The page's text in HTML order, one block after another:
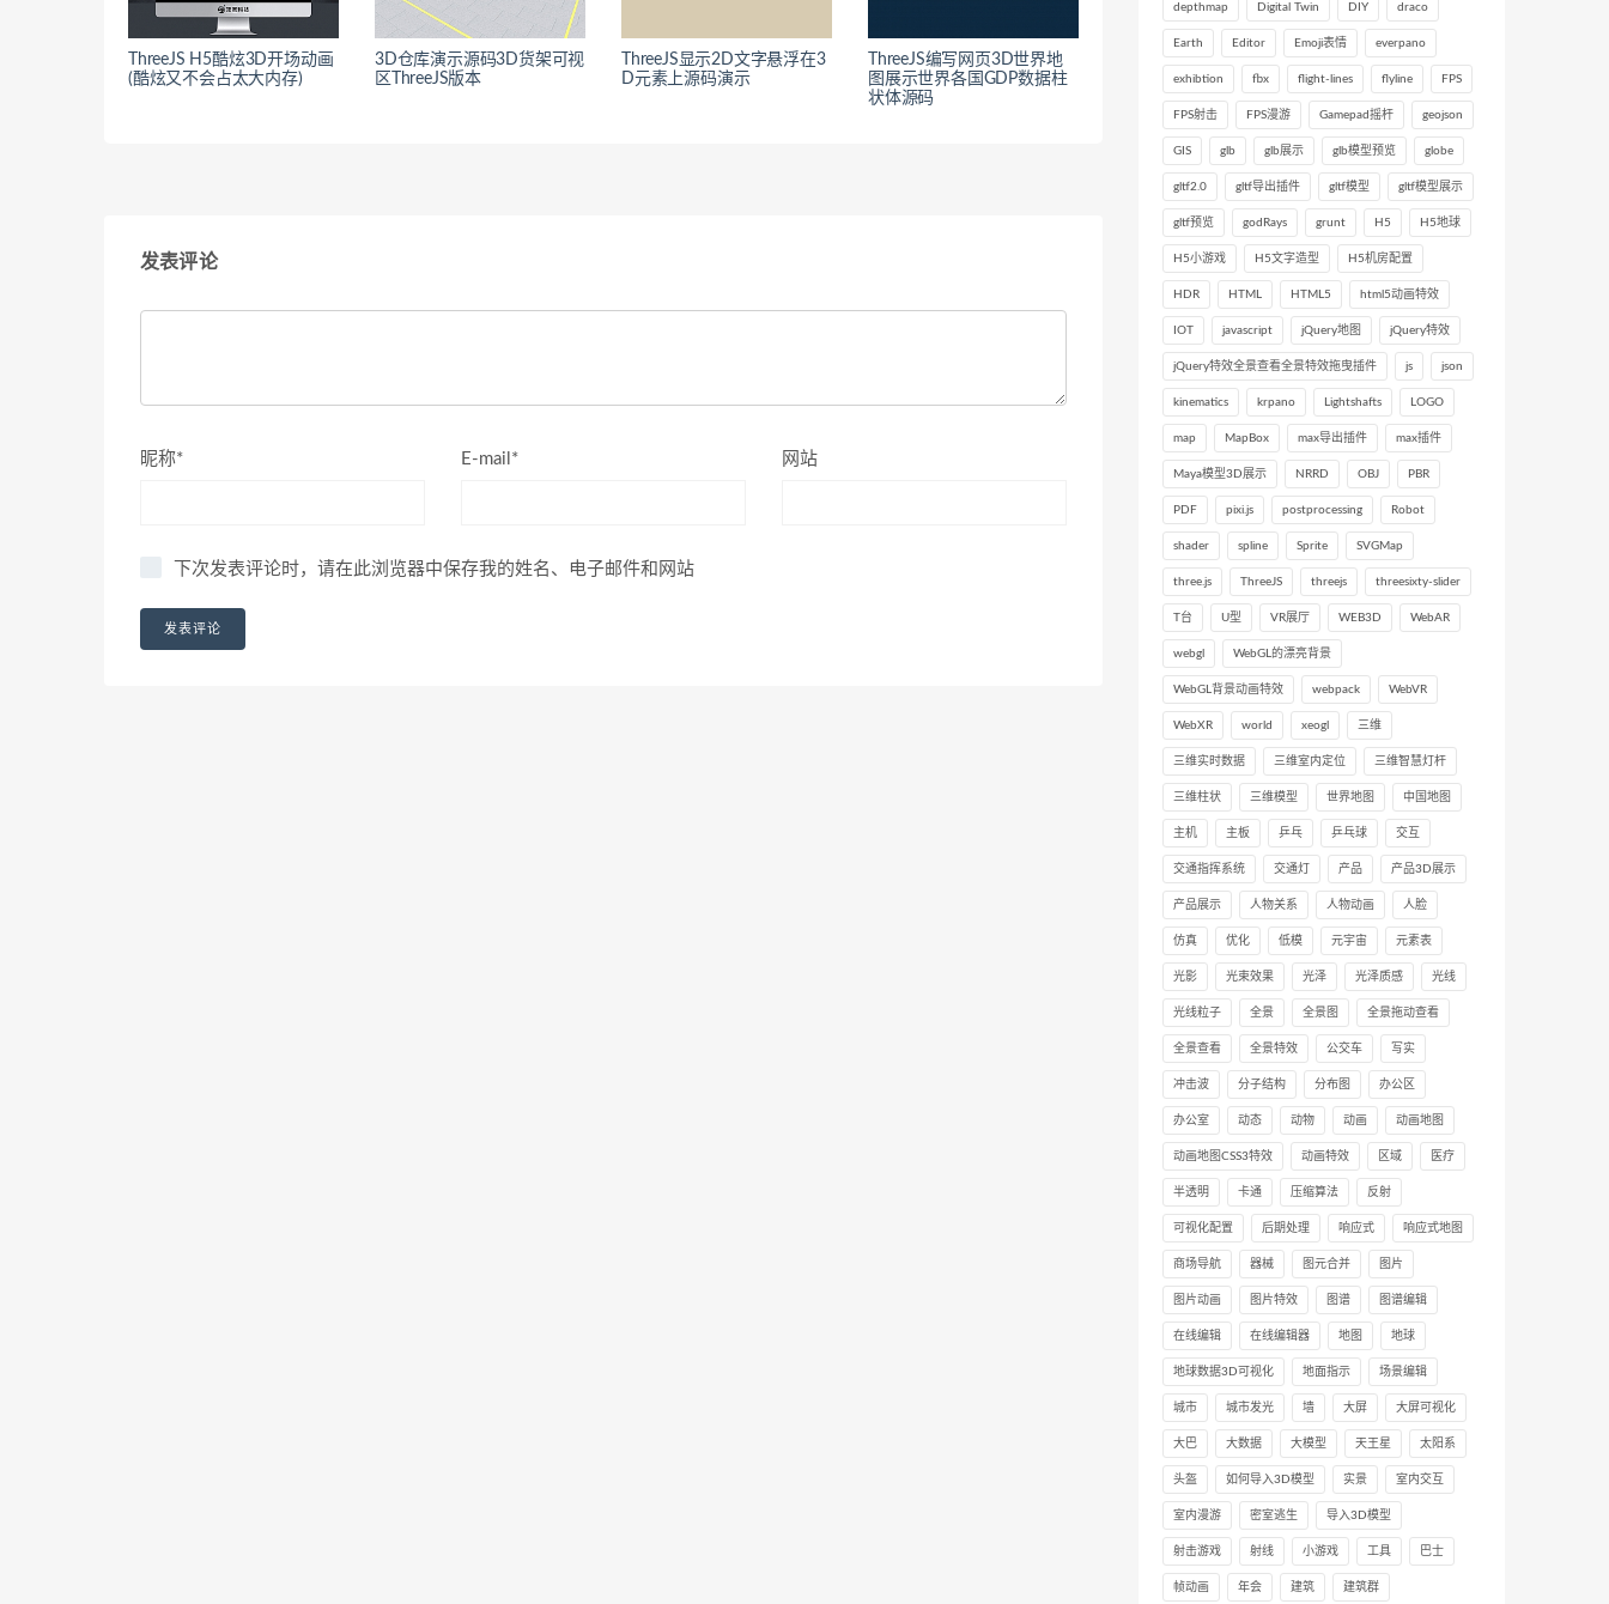
ThreeJS H5酷炫3D开场动画
(酷炫又不会占太大内存)
3D仓库演示源码3D货架可视
区ThreeJS版本
ThreeJS显示2D文字悬浮在3
D元素上源码演示
ThreeJS编写网页3D世界地
图展示世界各国GDP数据柱
状体源码
发表评论
昵称* E-mail* 网站
下次发表评论时，请在此浏览器中保存我的姓名、电子邮件和网站
depthmap Digital Twin DIY draco
Earth Editor Emoji表情 everpano
exhibtion fbx flight-lines flyline FPS
FPS射击 FPS漫游 Gamepad摇杆 geojson
GIS glb glb展示 glb模型预览 globe
gltf2.0 gltf导出插件 gltf模型 gltf模型展示
gltf预览 godRays grunt H5 H5地球
H5小游戏 H5文字造型 H5机房配置
HDR HTML HTML5 html5动画特效
IOT javascript jQuery地图 jQuery特效
jQuery特效全景查看全景特效拖曳插件 js json
kinematics krpano Lightshafts LOGO
map MapBox max导出插件 max插件
Maya模型3D展示 NRRD OBJ PBR
PDF pixi.js postprocessing Robot
shader spline Sprite SVGMap
three.js ThreeJS threejs threesixty-slider
T台 U型 VR展厅 WEB3D WebAR
webgl WebGL的漂亮背景
WebGL背景动画特效 webpack WebVR
WebXR world xeogl 三维
三维实时数据 三维室内定位 三维智慧灯杆
三维柱状 三维模型 世界地图 中国地图
主机 主板 乒乓 乒乓球 交互
交通指挥系统 交通灯 产品 产品3D展示
产品展示 人物关系 人物动画 人脸
仿真 优化 低模 元宇宙 元素表
光影 光束效果 光泽 光泽质感 光线
光线粒子 全景 全景图 全景拖动查看
全景查看 全景特效 公交车 写实
冲击波 分子结构 分布图 办公区
办公室 动态 动物 动画 动画地图
动画地图CSS3特效 动画特效 区域 医疗
半透明 卡通 压缩算法 反射
可视化配置 后期处理 响应式 响应式地图
商场导航 器械 图元合并 图片
图片动画 图片特效 图谱 图谱编辑
在线编辑 在线编辑器 地图 地球
地球数据3D可视化 地面指示 场景编辑
城市 城市发光 墙 大屏 大屏可视化
大巴 大数据 大模型 天王星 太阳系
头盔 如何导入3D模型 实景 室内交互
室内漫游 密室逃生 导入3D模型
射击游戏 射线 小游戏 工具 巴士
帧动画 年会 建筑 建筑群